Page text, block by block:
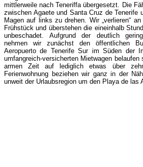
mittlerweile nach Teneriffa übergesetzt. Die
zwischen Agaete und Santa Cruz de Tenerife
Magen auf links zu drehen. Wir „verlieren“
Frühstück und überstehen die eineinhalb
unbeschadet. Aufgrund der deutlich
nehmen wir zunächst den öffentlichen
Aeropuerto de Tenerife Sur im Süden der
umfangreich-versicherten Mietwagen
armen Zeit auf lediglich etwas über
Ferienwohnung beziehen wir ganz in der
unweit der Urlaubsregion um den Playa de las